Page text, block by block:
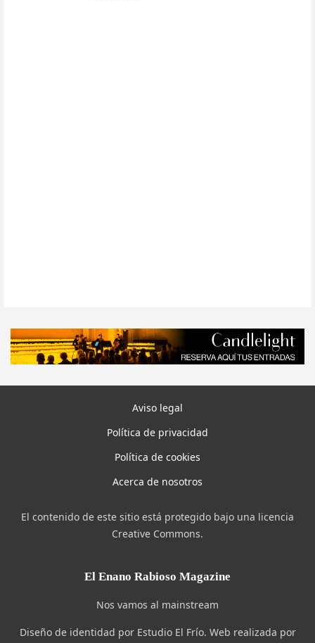
Aviso legal
Política de privacidad
Política de cookies
Acerca de nosotros
El contenido de este sitio está protegido bajo una licencia
Creative Commons.
El Enano Rabioso Magazine
Nos vamos al mainstream
Diseño de identidad por Estudio El Frío. Web realizada por